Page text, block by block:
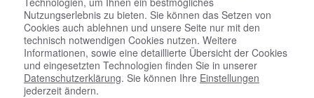
Nutzungserlebnis zu bieten. Sie können das Setzen von
Cookies auch ablehnen und unsere Seite nur mit den
technisch notwendigen Cookies nutzen. Weitere
Informationen, sowie eine detaillierte Übersicht der Cookies
und eingesetzten Technologien finden Sie in unserer
Datenschutzerklärung. Sie können Ihre Einstellungen
jederzeit ändern.